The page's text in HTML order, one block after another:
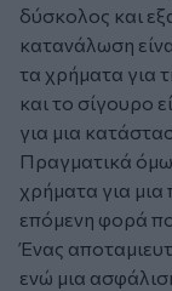
δύσκολος και
κατανάλωση
τα χρήματα για
και το σίγουρο
για μια
Πραγματικά
χρήματα για μια
επόμενη φορά
Ένας
ενώ μια